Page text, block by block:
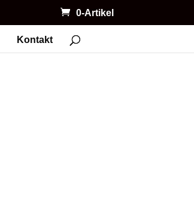
0-Artikel
Kontakt